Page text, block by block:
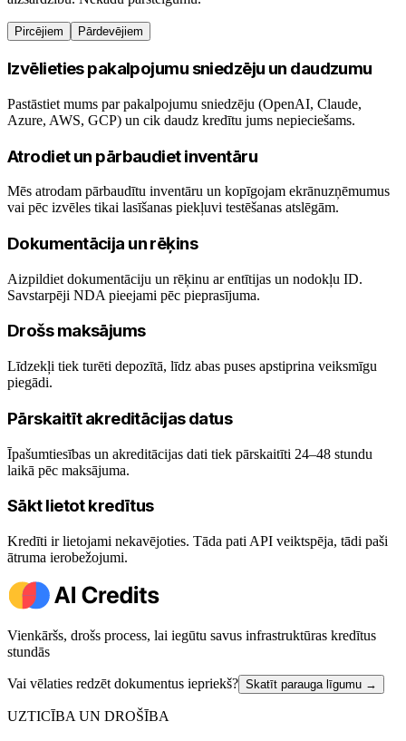
Pircējiem Pārdevējiem
Izvēlieties pakalpojumu sniedzēju un daudzumu
Pastāstiet mums par pakalpojumu sniedzēju (OpenAI, Claude,
Azure, AWS, GCP) un cik daudz kredītu jums nepieciešams.
Atrodiet un pārbaudiet inventāru
Mēs atrodam pārbaudītu inventāru un kopīgojam ekrānuzņēmumus
vai pēc izvēles tikai lasīšanas piekļuvi testēšanas atslēgām.
Dokumentācija un rēķins
Aizpildiet dokumentāciju un rēķinu ar entītijas un nodokļu ID.
Savstarpēji NDA pieejami pēc pieprasījuma.
Drošs maksājums
Līdzekļi tiek turēti depozītā, līdz abas puses apstiprina veiksmīgu
piegādi.
Pārskaitīt akreditācijas datus
Īpašumtiesības un akreditācijas dati tiek pārskaitīti 24–48 stundu
laikā pēc maksājuma.
Sākt lietot kredītus
Kredīti ir lietojami nekavējoties. Tāda pati API veiktspēja, tādi paši
ātruma ierobežojumi.
Vienkāršs, drošs process, lai iegūtu savus infrastruktūras kredītus
stundās
Vai vēlaties redzēt dokumentus iepriekš? Skatīt parauga līgumu →
UZTICĪBA UN DROŠĪBA